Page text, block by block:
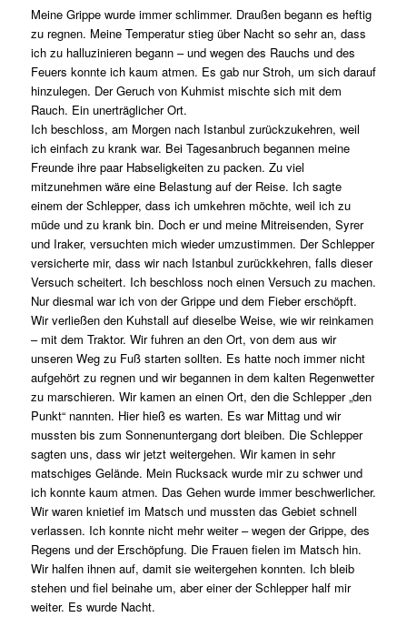
Meine Grippe wurde immer schlimmer. Draußen begann es heftig
zu regnen. Meine Temperatur stieg über Nacht so sehr an, dass
ich zu halluzinieren begann – und wegen des Rauchs und des
Feuers konnte ich kaum atmen. Es gab nur Stroh, um sich darauf
hinzulegen. Der Geruch von Kuhmist mischte sich mit dem
Rauch. Ein unerträglicher Ort.
Ich beschloss, am Morgen nach Istanbul zurückzukehren, weil
ich einfach zu krank war. Bei Tagesanbruch begannen meine
Freunde ihre paar Habseligkeiten zu packen. Zu viel
mitzunehmen wäre eine Belastung auf der Reise. Ich sagte
einem der Schlepper, dass ich umkehren möchte, weil ich zu
müde und zu krank bin. Doch er und meine Mitreisenden, Syrer
und Iraker, versuchten mich wieder umzustimmen. Der Schlepper
versicherte mir, dass wir nach Istanbul zurückkehren, falls dieser
Versuch scheitert. Ich beschloss noch einen Versuch zu machen.
Nur diesmal war ich von der Grippe und dem Fieber erschöpft.
Wir verließen den Kuhstall auf dieselbe Weise, wie wir reinkamen
– mit dem Traktor. Wir fuhren an den Ort, von dem aus wir
unseren Weg zu Fuß starten sollten. Es hatte noch immer nicht
aufgehört zu regnen und wir begannen in dem kalten Regenwetter
zu marschieren. Wir kamen an einen Ort, den die Schlepper „den
Punkt“ nannten. Hier hieß es warten. Es war Mittag und wir
mussten bis zum Sonnenuntergang dort bleiben. Die Schlepper
sagten uns, dass wir jetzt weitergehen. Wir kamen in sehr
matschiges Gelände. Mein Rucksack wurde mir zu schwer und
ich konnte kaum atmen. Das Gehen wurde immer beschwerlicher.
Wir waren knietief im Matsch und mussten das Gebiet schnell
verlassen. Ich konnte nicht mehr weiter – wegen der Grippe, des
Regens und der Erschöpfung. Die Frauen fielen im Matsch hin.
Wir halfen ihnen auf, damit sie weitergehen konnten. Ich bleib
stehen und fiel beinahe um, aber einer der Schlepper half mir
weiter. Es wurde Nacht.